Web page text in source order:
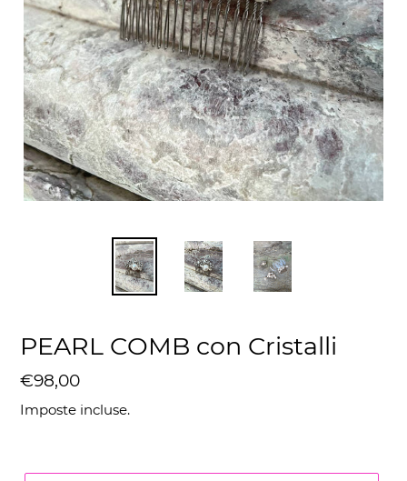
PEARL COMB con Cristalli
Prezzo
di
€98,00
Imposte incluse.